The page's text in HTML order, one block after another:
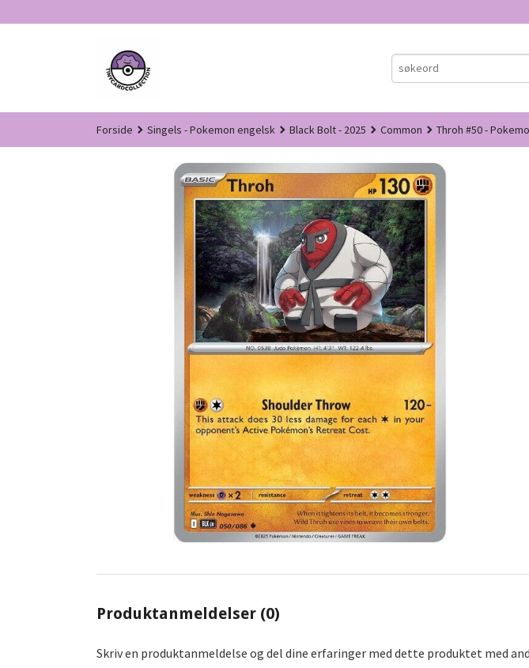
til
Forside Singels - Pokemon engelsk Black Bolt - 2025 Common Throh #50 -
Produktanmeldelser (0)
Skriv en produktanmeldelse og del dine erfaringer med dette produktet med